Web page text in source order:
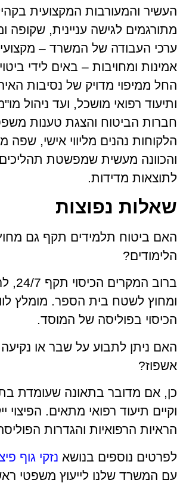
העשיר והמעורבות המקצועית
מתורגמים לגישה עניינית, שקופה
ערכי העבודה של המשרד –
אמינות ומחויבות – באים לידי
החל ממיפוי מדויק של נסיבות
ותיעוד רפואי מושכל, ועד ניהול
חברות הביטוח והצגת טענות
הלקוחות נהנים מליווי אישי, שפה
והכוונה מעשית שמפשטת
לתוצאות מדידות.
שאלות נפוצות
האם ביטוח תלמידים תקף גם
הלימודים?
ברוב
ומחוץ לשטח בית הספר. מומלץ
הכיסוי בפוליסה של המוסד.
האם ניתן לתבוע על שבר או
אשפוז?
כן, אם מדובר בתאונה שעומדת
וקיים תיעוד רפואי מתאים. הפיצוי
הראיות הרפואיות והגדרות
לפרטים נוספים בנושא נזקי גוף
עם המשרד שלנו לייעוץ משפטי